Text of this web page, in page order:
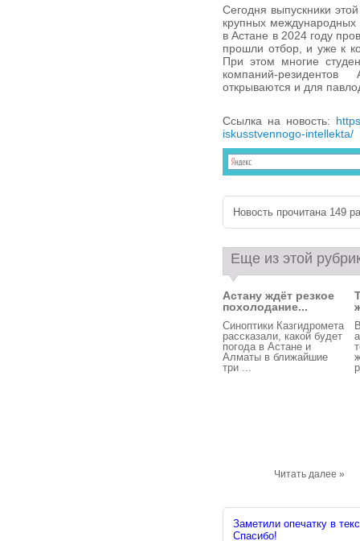
Сегодня выпускники
крупных международных
в Астане в 2024 году
прошли отбор, и уже к
При этом многие
компаний-
открываются и для
Ссылка на новость:
iskusstvennogo-intellekta/
Новость прочитана 149
Еще из этой
Астану ждёт резкое
похолодание...
Синоптики Казгидромета
рассказали, какой будет
погода в Астане и
Алматы в ближайшие
три ...
Читать далее »
Заметили опечатку в
Спасибо!